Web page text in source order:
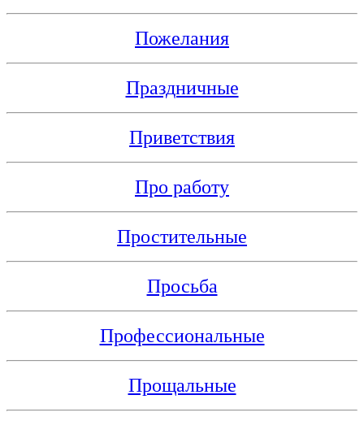
Пожелания
Праздничные
Приветствия
Про работу
Простительные
Просьба
Профессиональные
Прощальные